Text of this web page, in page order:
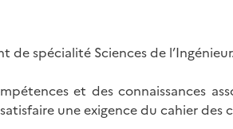
de spécialité Sciences de l’Ingénieur.
et des connaissances
une exigence du cahier des